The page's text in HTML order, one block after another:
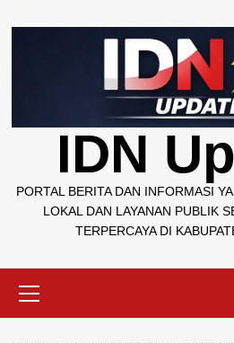
to
IDN
PORTAL BERITA DAN INFORMASI
LOKAL DAN LAYANAN PUBLIK
TERPERCAYA DI
Menu